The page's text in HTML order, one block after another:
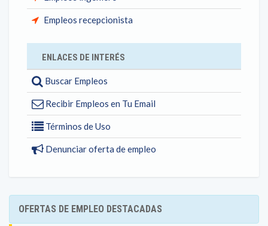
Empleos recepcionista
ENLACES DE INTERÉS
Buscar Empleos
Recibir Empleos en Tu Email
Términos de Uso
Denunciar oferta de empleo
OFERTAS DE EMPLEO DESTACADAS